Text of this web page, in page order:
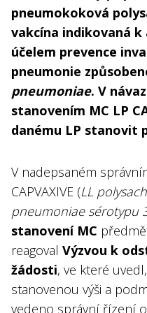
pneumokoková
vakcína indikovaná
účelem prevence
pneumonie
pneumoniae. V
stanovením MC LP
danému LP stanovit
V nadepsaném
CAPVAXIVE (LL
pneumoniae sérotypu
stanovení MC
reagoval Výzvou k
žádosti, ve které
stanovenou výši a
vedeno správní řízení